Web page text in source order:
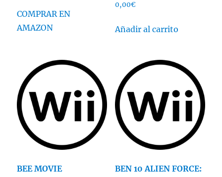
COMPRAR EN
AMAZON
0,00€
Añadir al carrito
BEE MOVIE BEN 10 ALIEN FORCE: